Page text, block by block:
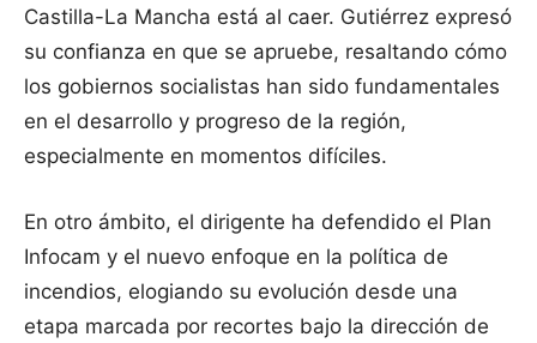
Castilla-La Mancha está al caer. Gutiérrez expresó
su confianza en que se apruebe, resaltando cómo
los gobiernos socialistas han sido fundamentales
en el desarrollo y progreso de la región,
especialmente en momentos difíciles.
En otro ámbito, el dirigente ha defendido el Plan
Infocam y el nuevo enfoque en la política de
incendios, elogiando su evolución desde una
etapa marcada por recortes bajo la dirección de